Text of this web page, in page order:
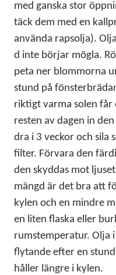
med ganska stor
täck dem med en
använda rapsolja).
d inte börjar mögla.
peta ner blommorna
stund på
riktigt varma solen får
resten av dagen in
dra i 3 veckor och sila
filter. Förvara den
den skyddas mot
mängd är det bra att
kylen och en mindre
en liten flaska eller
rumstemperatur. Olja
flytande efter en
håller längre i kylen.